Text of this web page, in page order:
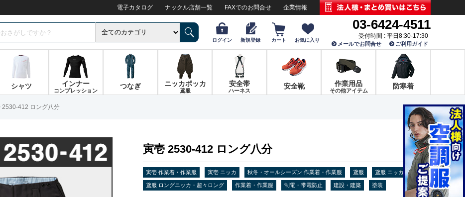
電子カタログ ナックル店舗一覧 FAXでのお問合せ 企業情報
ログイン 新規登録 カート お気に入り
03-6424-4511
受付時間 : 平日8:30-17:30
メールでお問合せ ご利用ガイド
シャツ インナー
コンプレッション
つなぎ ニッカポッカ
鳶服
安全帯
ハーネス
安全靴 作業用品
その他アイテム
防寒着
2530-412 ロング八分
寅壱 2530-412 ロング八分
寅壱 作業着・作業服 寅壱 ニッカ 秋冬・オールシーズン 作業着・作業服 鳶服 鳶服 ニッカ
鳶服 ロングニッカ・超々ロング 作業着・作業服 制電・帯電防止 建設・建築 塗装